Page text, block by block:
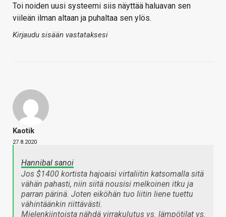
Toi noiden uusi systeemi siis näyttää haluavan sen
viileän ilman altaan ja puhaltaa sen ylös.
Kirjaudu sisään vastataksesi
Kaotik
27.8.2020
Hannibal sanoi
Jos $1400 kortista hajoaisi virtaliitin katsomalla sitä
vähän pahasti, niin siitä nousisi melkoinen itku ja
parran pärinä. Joten eiköhän tuo liitin liene tuettu
vähintäänkin riittävästi.
Mielenkiintoista nähdä virrakulutus vs. lämpötilat vs.